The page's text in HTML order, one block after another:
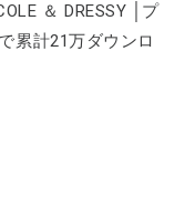
＆ DRESSY │プ
累計21万ダウンロ